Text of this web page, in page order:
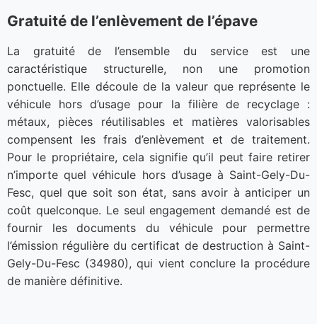
Gratuité de l’enlèvement de l’épave
La gratuité de l’ensemble du service est une
caractéristique structurelle, non une promotion
ponctuelle. Elle découle de la valeur que représente le
véhicule hors d’usage pour la filière de recyclage :
métaux, pièces réutilisables et matières valorisables
compensent les frais d’enlèvement et de traitement.
Pour le propriétaire, cela signifie qu’il peut faire retirer
n’importe quel véhicule hors d’usage à Saint-Gely-Du-
Fesc, quel que soit son état, sans avoir à anticiper un
coût quelconque. Le seul engagement demandé est de
fournir les documents du véhicule pour permettre
l’émission régulière du certificat de destruction à Saint-
Gely-Du-Fesc (34980), qui vient conclure la procédure
de manière définitive.